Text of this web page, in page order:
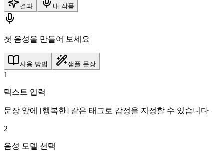
결과 내 작품
첫 음성을 만들어 보세요
사용 방법 샘플 문장
1
텍스트 입력
문장 앞에 [행복한] 같은 태그로 감정을 지정할 수 있습니다
2
음성 모델 선택